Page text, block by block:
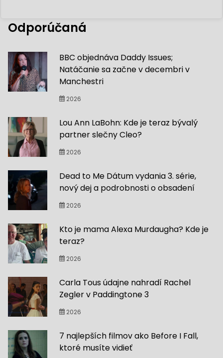
Odporúčaná
BBC objednáva Daddy Issues;
Natáčanie sa začne v decembri v
Manchestri
2026
Lou Ann LaBohn: Kde je teraz bývalý
partner slečny Cleo?
2026
Dead to Me Dátum vydania 3. série,
nový dej a podrobnosti o obsadení
2026
Kto je mama Alexa Murdaugha? Kde je
teraz?
2026
Carla Tous údajne nahradí Rachel
Zegler v Paddingtone 3
2026
7 najlepších filmov ako Before I Fall,
ktoré musíte vidieť